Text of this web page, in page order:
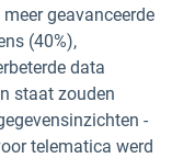
geavanceerde
(40%),
data
staat zouden
-
telematica werd